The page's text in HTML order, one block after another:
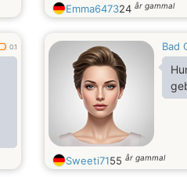
Emma647324 år gammal
0.1 Bad
Sweeti7155 år gammal